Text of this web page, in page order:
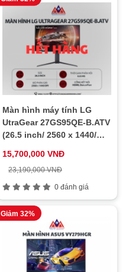
Màn hình máy tính LG
UtraGear 27GS95QE-B.ATV
(26.5 inch/ 2560 x 1440/
bảo hành 24 tháng
15,700,000 VNĐ
23,190,000 VNĐ
0 đánh giá
Giảm 32%